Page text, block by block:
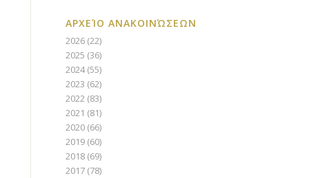
ΑΡΧΕΊΟ ΑΝΑΚΟΙΝΏΣΕΩΝ
2026(22)
2025 (36)
2024(55)
2023 (62)
2022(83)
2021 (81)
2020(66)
2019(60)
2018(69)
2017(78)